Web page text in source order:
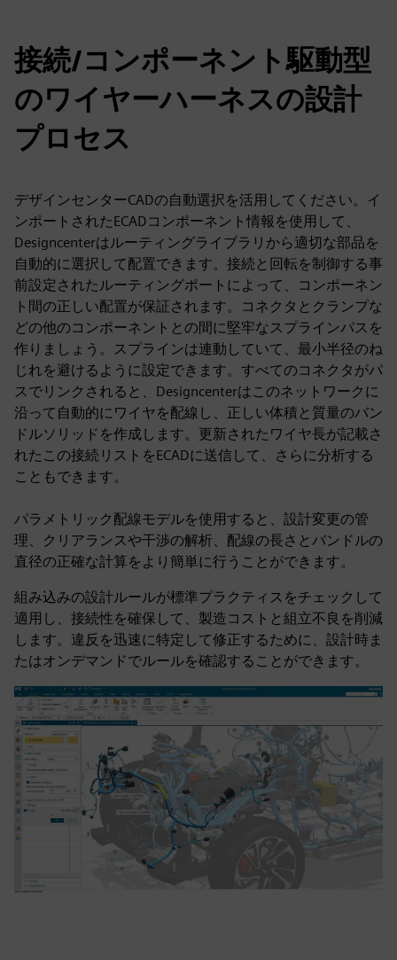
接続/コンポーネント駆動型
のワイヤーハーネスの設計
プロセス
デザインセンターCADの自動選択を活用してください。イ
ンポートされたECADコンポーネント情報を使用して、
Designcenterはルーティングライブラリから適切な部品を
自動的に選択して配置できます。接続と回転を制御する事
前設定されたルーティングポートによって、コンポーネン
ト間の正しい配置が保証されます。コネクタとクランプな
どの他のコンポーネントとの間に堅牢なスプラインパスを
作りましょう。スプラインは連動していて、最小半径のね
じれを避けるように設定できます。すべてのコネクタがパ
スでリンクされると、Designcenterはこのネットワークに
沿って自動的にワイヤを配線し、正しい体積と質量のバン
ドルソリッドを作成します。更新されたワイヤ長が記載さ
れたこの接続リストをECADに送信して、さらに分析する
こともできます。
パラメトリック配線モデルを使用すると、設計変更の管
理、クリアランスや干渉の解析、配線の長さとバンドルの
直径の正確な計算をより簡単に行うことができます。
組み込みの設計ルールが標準プラクティスをチェックして
適用し、接続性を確保して、製造コストと組立不良を削減
します。違反を迅速に特定して修正するために、設計時ま
たはオンデマンドでルールを確認することができます。